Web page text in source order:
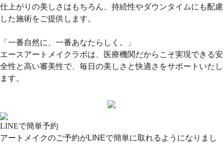
仕上がりの美しさはもちろん、持続性やダウンタイムにも配慮
した施術をご提供します。
「一番自然に、一番あなたらしく。」
エースアートメイクラボは、医療機関だからこそ実現できる安
全性と高い審美性で、毎日の美しさと快適さをサポートいたし
ます。
LINEで簡単予約
アートメイクのご予約がLINEで簡単に取れるようになりまし